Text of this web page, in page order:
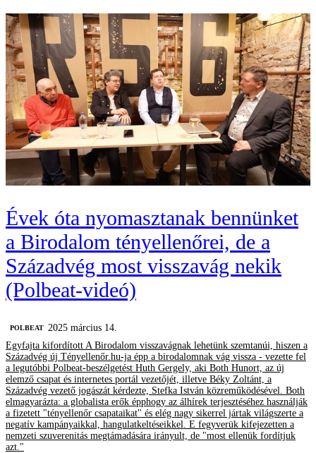
Évek óta nyomasztanak bennünket
a Birodalom tényellenőrei, de a
Századvég most visszavág nekik
(Polbeat-videó)
‎POLBEAT
2025 március 14.
Egyfajta kifordított A Birodalom visszavágnak lehetünk szemtanúi, hiszen a
Századvég új Tényellenőr.hu-ja épp a birodalomnak vág vissza - vezette fel
a legutóbbi Polbeat-beszélgetést Huth Gergely, aki Both Hunort, az új
elemző csapat és internetes portál vezetőjét, illetve Béky Zoltánt, a
Századvég vezető jogászát kérdezte, Stefka István közreműködésével. Both
elmagyarázta: a globalista erők épphogy az álhírek terjesztéséhez használják
a fizetett "tényellenőr csapataikat" és elég nagy sikerrel jártak világszerte a
negatív kampányaikkal, hangulatkeltéseikkel. E fegyverük kifejezetten a
nemzeti szuverenitás megtámadására irányult, de "most ellenük fordítjuk
azt."